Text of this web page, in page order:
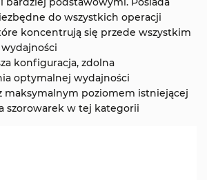
do wszystkich operacji
koncentrują się przede wszystkim
wydajności
konfiguracja, zdolna
optymalnej wydajności
maksymalnym poziomem istniejącej
szorowarek w tej kategorii